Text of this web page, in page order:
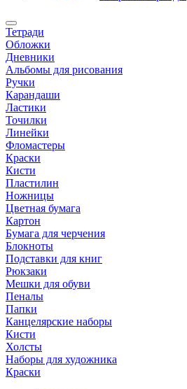
Тетради
Обложки
Дневники
Альбомы для рисования
Ручки
Карандаши
Ластики
Точилки
Линейки
Фломастеры
Краски
Кисти
Пластилин
Ножницы
Цветная бумага
Картон
Бумага для черчения
Блокноты
Подставки для книг
Рюкзаки
Мешки для обуви
Пеналы
Папки
Канцелярские наборы
Кисти
Холсты
Наборы для художника
Краски